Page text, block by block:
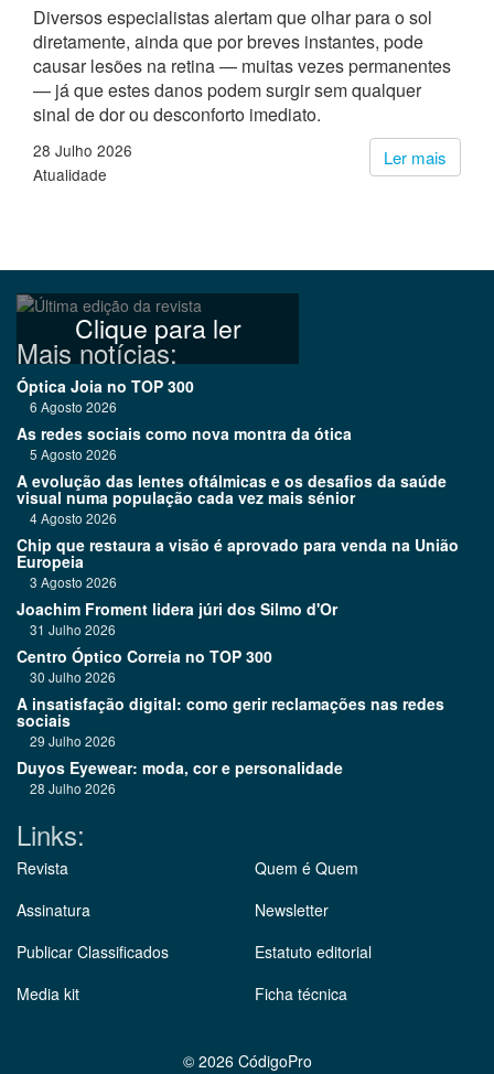
Diversos especialistas alertam que olhar para o sol
diretamente, ainda que por breves instantes, pode
causar lesões na retina — muitas vezes permanentes
— já que estes danos podem surgir sem qualquer
sinal de dor ou desconforto imediato.
Ler mais
28 Julho 2026
Atualidade
Clique para ler
Mais notícias:
Óptica Joia no TOP 300
6 Agosto 2026
As redes sociais como nova montra da ótica
5 Agosto 2026
A evolução das lentes oftálmicas e os desafios da saúde
visual numa população cada vez mais sénior
4 Agosto 2026
Chip que restaura a visão é aprovado para venda na União
Europeia
3 Agosto 2026
Joachim Froment lidera júri dos Silmo d'Or
31 Julho 2026
Centro Óptico Correia no TOP 300
30 Julho 2026
A insatisfação digital: como gerir reclamações nas redes
sociais
29 Julho 2026
Duyos Eyewear: moda, cor e personalidade
28 Julho 2026
Links:
Revista
Assinatura
Publicar Classificados
Media kit
Quem é Quem
Newsletter
Estatuto editorial
Ficha técnica
© 2026 CódigoPro